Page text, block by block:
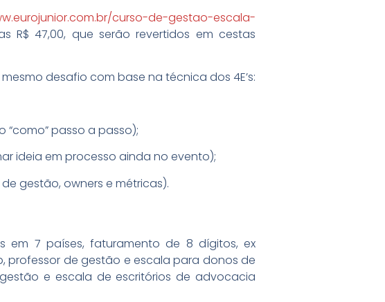
curso-de-gestao-escala-
R$ 47,00, que serão revertidos em cestas
desafio com base na técnica dos 4E’s:
“como” passo a passo);
ideia em processo ainda no evento);
gestão, owners e métricas).
em 7 países, faturamento de 8 dígitos, ex
professor de gestão e escala para donos de
e escala de escritórios de advocacia